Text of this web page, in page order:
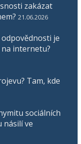
zakázat
21.06.2026
je
internetu?
Tam, kde
sociálních
násilí ve